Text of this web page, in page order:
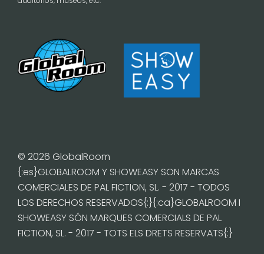
© 2026 GlobalRoom
{:es}GLOBALROOM Y SHOWEASY SON MARCAS
COMERCIALES DE PAL FICTION, SL. - 2017 - TODOS
LOS DERECHOS RESERVADOS{:}{:ca}GLOBALROOM I
SHOWEASY SÓN MARQUES COMERCIALS DE PAL
FICTION, SL. - 2017 - TOTS ELS DRETS RESERVATS{:}